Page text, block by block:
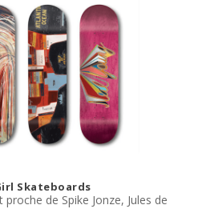
Skateboards
de Spike Jonze, Jules de